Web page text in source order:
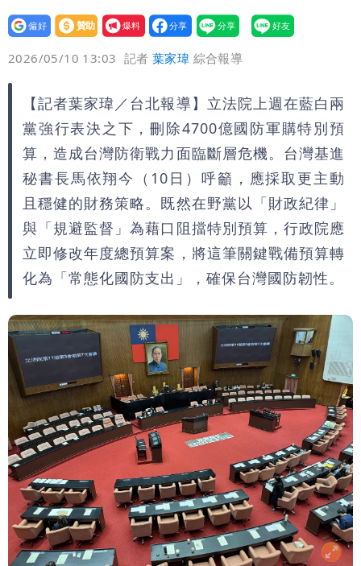
本尊：懊惱到現在
大爆發！3颱風+1熱帶低壓 專家逐一分
析對台影響
陳時中選前夜「淋雨道歉」 王必勝認：
已知輸了…無奈又不平
長崎原爆典禮矮化台灣 傷害真正的朋
友！矢板明夫揭背後原因
「肥大叔」猝逝恐關品牌？團隊沉痛發
文 原訂直播將取消
3颱共舞！「颱風尾」掃中南部4縣市大
雨 本周天氣一圖秒懂
長崎「矮化」台灣引爆怒火！日本網友怒
噴：難道真在顧忌中國？
狗仔直擊｜郭書瑤隨興打扮要價破10
萬 素顏進擊新生活圈（壹蘋10點強
打）
設為
贊助
我要
爆料
2026/05/10 13:03 記者葉家瑋 綜合報導
【記者葉家瑋／台北報導】立法院上週在藍白兩
黨強行表決之下，刪除4700億國防軍購特別預
算，造成台灣防衛戰力面臨斷層危機。台灣基進
秘書長馬依翔今（10日）呼籲，應採取更主動
且穩健的財務策略。既然在野黨以「財政紀律」
與「規避監督」為藉口阻擋特別預算，行政院應
立即修改年度總預算案，將這筆關鍵戰備預算轉
化為「常態化國防支出」，確保台灣國防韌性。